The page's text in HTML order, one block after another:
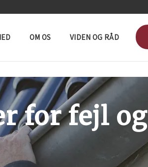
OM OS VIDEN OG RÅD
for fejl og